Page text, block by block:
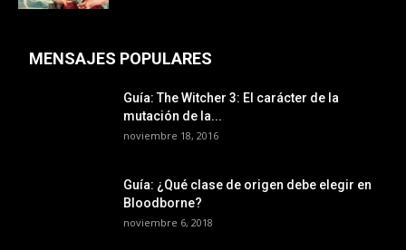
MENSAJES POPULARES
Guía: The Witcher 3: El carácter de la
mutación de la...
noviembre 18, 2016
Guía: ¿Qué clase de origen debe elegir en
Bloodborne?
noviembre 6, 2018